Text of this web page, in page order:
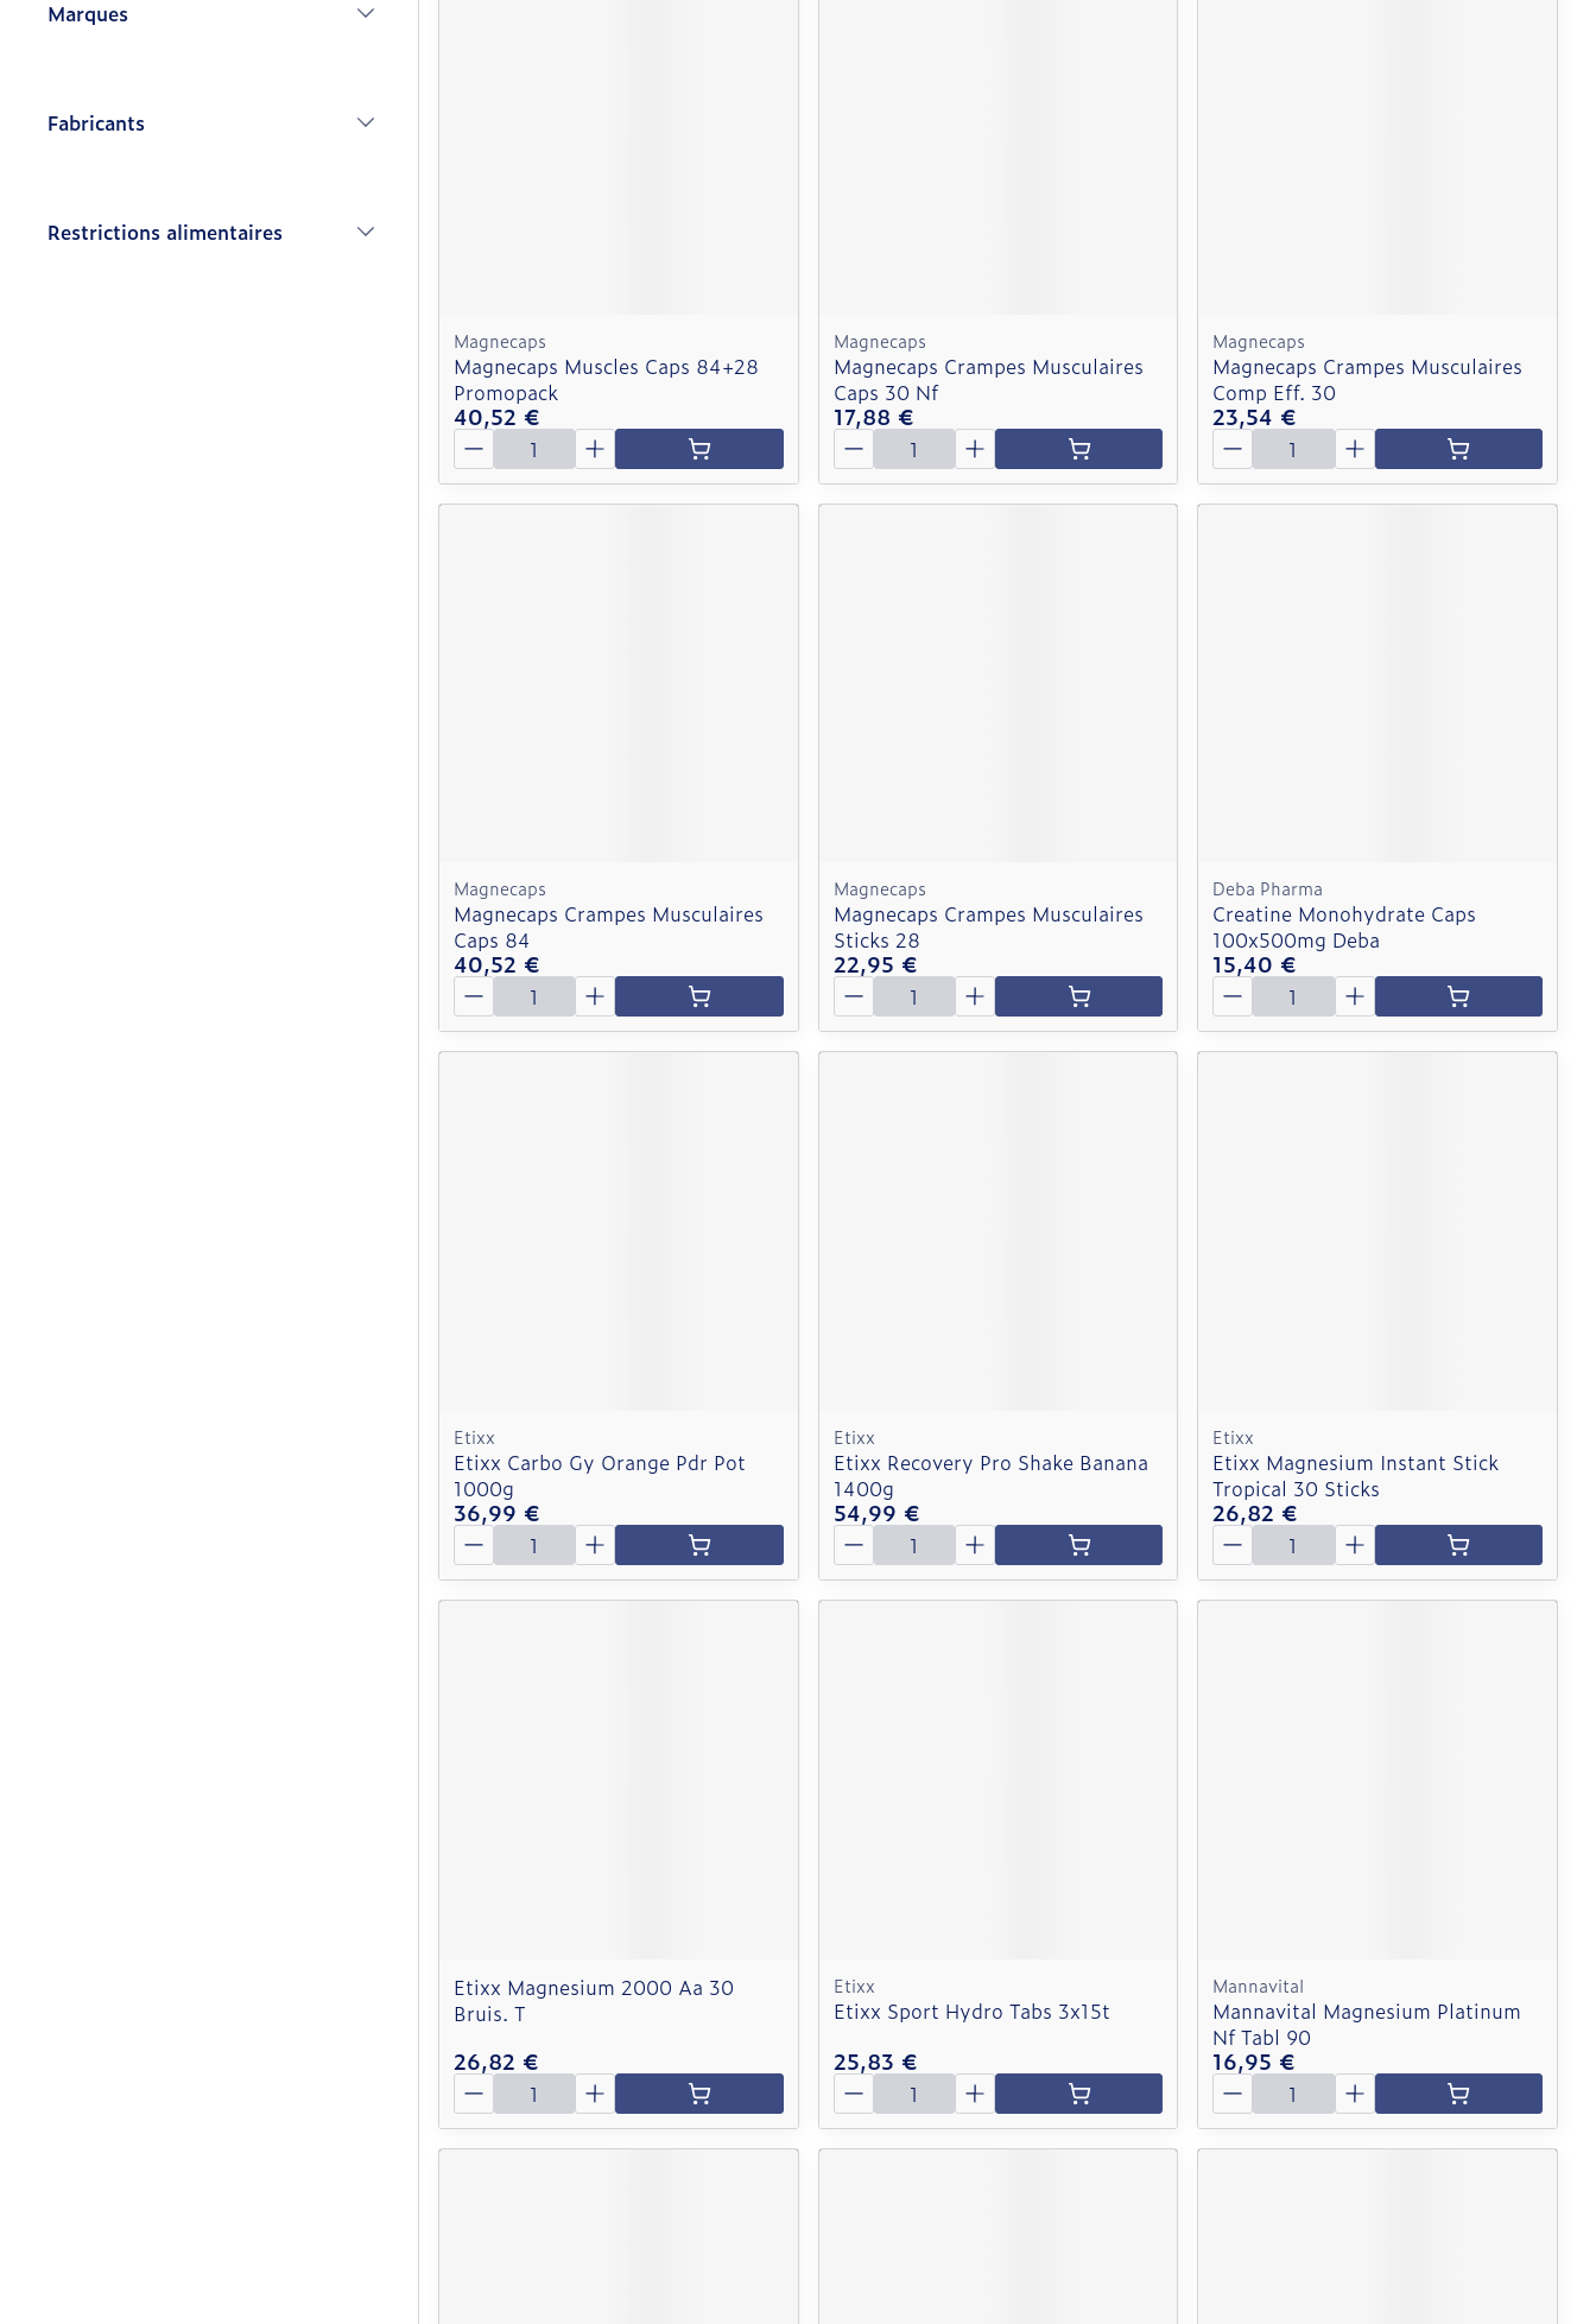
Marques
Fabricants
Restrictions alimentaires
Magnecaps
Magnecaps Muscles Caps 84+28
Promopack
40,52 €
Quantité
Magnecaps
Magnecaps Crampes Musculaires
Caps 30 Nf
17,88 €
Quantité
Magnecaps
Magnecaps Crampes Musculaires
Comp Eff. 30
23,54 €
Quantité
Magnecaps
Magnecaps Crampes Musculaires
Caps 84
40,52 €
Quantité
Magnecaps
Magnecaps Crampes Musculaires
Sticks 28
22,95 €
Quantité
Deba Pharma
Creatine Monohydrate Caps
100x500mg Deba
15,40 €
Quantité
Etixx
Etixx Carbo Gy Orange Pdr Pot
1000g
36,99 €
Quantité
Etixx
Etixx Recovery Pro Shake Banana
1400g
54,99 €
Quantité
Etixx
Etixx Magnesium Instant Stick
Tropical 30 Sticks
26,82 €
Quantité
Etixx Magnesium 2000 Aa 30
Bruis. T
26,82 €
Quantité
Etixx
Etixx Sport Hydro Tabs 3x15t
25,83 €
Quantité
Mannavital
Mannavital Magnesium Platinum
Nf Tabl 90
16,95 €
Quantité